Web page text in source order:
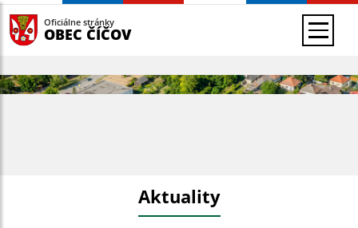
Oficiálne stránky
OBEC ČÍČOV
Aktuality